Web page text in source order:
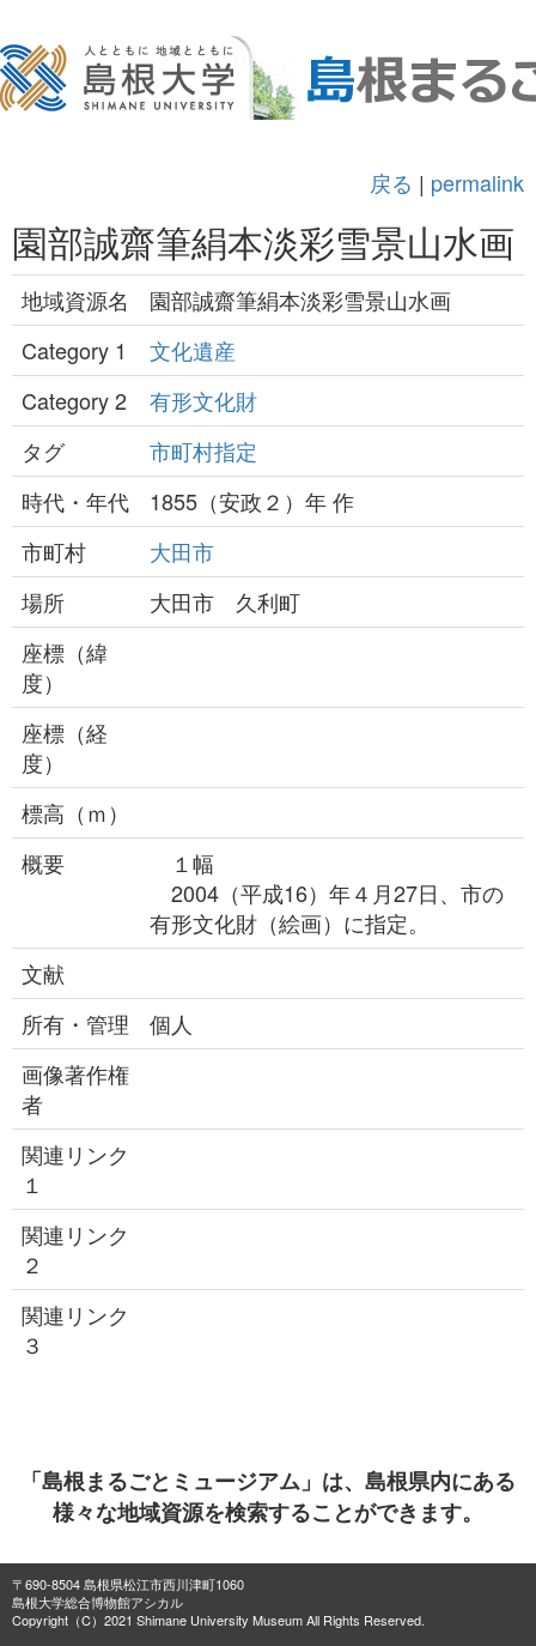
戻る | permalink
園部誠齋筆絹本淡彩雪景山水画
地域資源名
園部誠齋筆絹本淡彩雪景山水画
Category 1
文化遺産
Category 2
有形文化財
タグ
市町村指定
時代・年代
1855（安政２）年 作
市町村
大田市
場所
大田市 久利町
座標（緯
度）
座標（経
度）
標高（ｍ）
概要
１幅
2004（平成16）年４月27日、市の
有形文化財（絵画）に指定。
文献
所有・管理
個人
画像著作権
者
関連リンク
１
関連リンク
２
関連リンク
３
「島根まるごとミュージアム」は、島根県内にある
様々な地域資源を検索することができます。
〒690-8504 島根県松江市西川津町1060
島根大学総合博物館アシカル
Copyright（C）2021 Shimane University Museum All Rights Reserved.